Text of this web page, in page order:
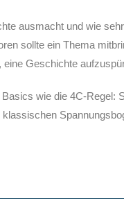
ausmacht und wie
sollte ein Thema
Geschichte
wie die 4C-